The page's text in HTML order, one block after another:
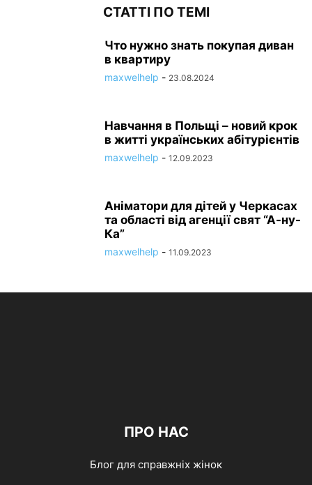
СТАТТІ ПО ТЕМІ
Что нужно знать покупая диван
в квартиру
maxwelhelp - 23.08.2024
Навчання в Польщі – новий крок
в житті українських абітурієнтів
maxwelhelp - 12.09.2023
Аніматори для дітей у Черкасах
та області від агенції свят “А-ну-
Ка”
maxwelhelp - 11.09.2023
ПРО НАС
Блог для справжніх жінок